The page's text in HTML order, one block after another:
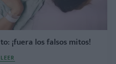
¡fuera los falsos mitos!
LEER